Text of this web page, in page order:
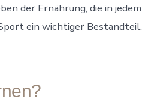
der Ernährung, die in jedem
ein wichtiger Bestandteil.